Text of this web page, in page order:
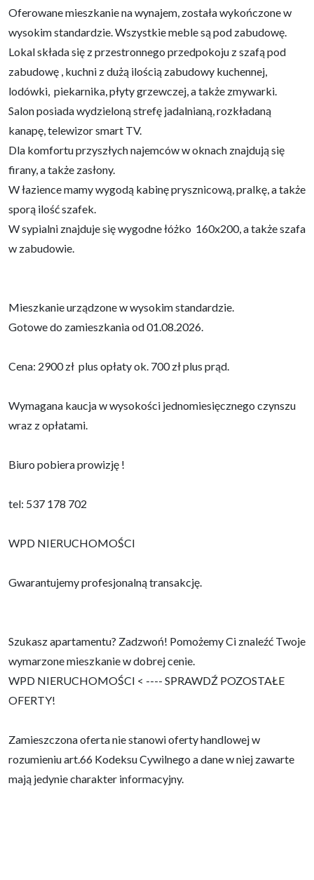
Oferowane mieszkanie na wynajem, została wykończone w
wysokim standardzie. Wszystkie meble są pod zabudowę.
Lokal składa się z przestronnego przedpokoju z szafą pod
zabudowę , kuchni z dużą ilością zabudowy kuchennej,
lodówki, piekarnika, płyty grzewczej, a także zmywarki.
Salon posiada wydzieloną strefę jadalnianą, rozkładaną
kanapę, telewizor smart TV.
Dla komfortu przyszłych najemców w oknach znajdują się
firany, a także zasłony.
W łazience mamy wygodą kabinę prysznicową, pralkę, a także
sporą ilość szafek.
W sypialni znajduje się wygodne łóżko 160x200, a także szafa
w zabudowie.
Mieszkanie urządzone w wysokim standardzie.
Gotowe do zamieszkania od 01.08.2026.
Cena: 2900 zł plus opłaty ok. 700 zł plus prąd.
Wymagana kaucja w wysokości jednomiesięcznego czynszu
wraz z opłatami.
Biuro pobiera prowizję !
tel: 537 178 702
WPD NIERUCHOMOŚCI
Gwarantujemy profesjonalną transakcję.
Szukasz apartamentu? Zadzwoń! Pomożemy Ci znaleźć Twoje
wymarzone mieszkanie w dobrej cenie.
WPD NIERUCHOMOŚCI < ---- SPRAWDŹ POZOSTAŁE
OFERTY!
Zamieszczona oferta nie stanowi oferty handlowej w
rozumieniu art.66 Kodeksu Cywilnego a dane w niej zawarte
mają jedynie charakter informacyjny.